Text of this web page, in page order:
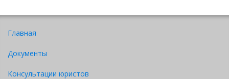
Главная
Документы
Консультации юристов